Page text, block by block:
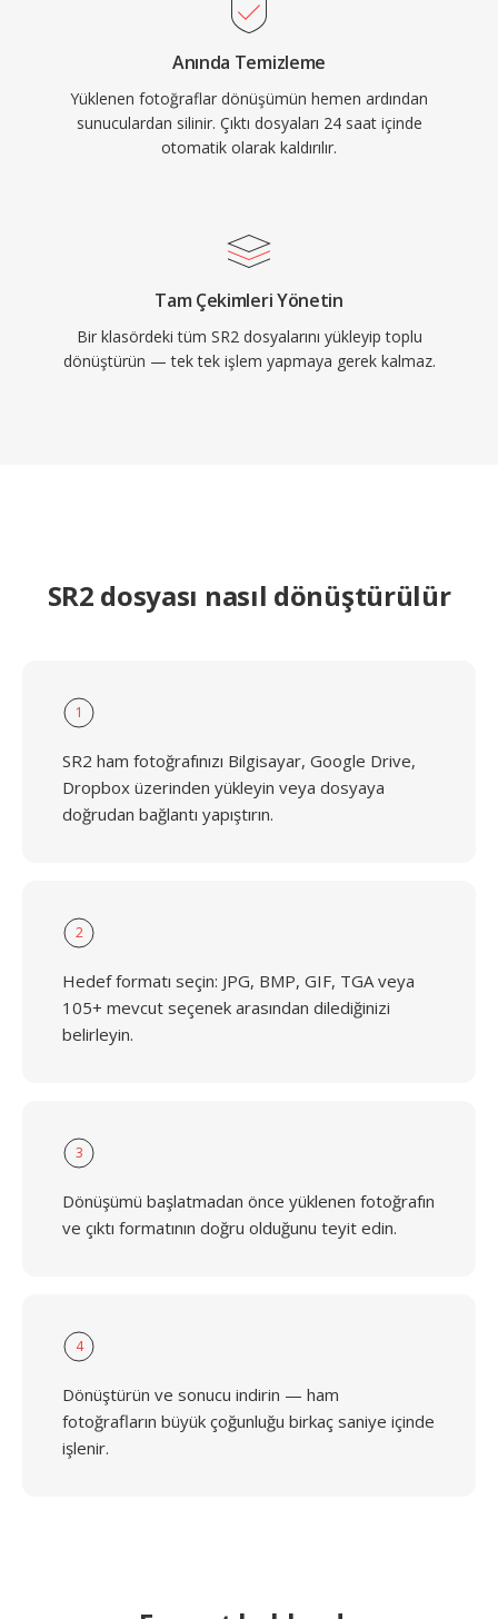
Anında Temizleme
Yüklenen fotoğraflar dönüşümün hemen ardından
sunuculardan silinir. Çıktı dosyaları 24 saat içinde
otomatik olarak kaldırılır.
Tam Çekimleri Yönetin
Bir klasördeki tüm SR2 dosyalarını yükleyip toplu
dönüştürün — tek tek işlem yapmaya gerek kalmaz.
SR2 dosyası nasıl dönüştürülür
1
SR2 ham fotoğrafınızı Bilgisayar, Google Drive,
Dropbox üzerinden yükleyin veya dosyaya
doğrudan bağlantı yapıştırın.
2
Hedef formatı seçin: JPG, BMP, GIF, TGA veya
105+ mevcut seçenek arasından dilediğinizi
belirleyin.
3
Dönüşümü başlatmadan önce yüklenen fotoğrafın
ve çıktı formatının doğru olduğunu teyit edin.
4
Dönüştürün ve sonucu indirin — ham
fotoğrafların büyük çoğunluğu birkaç saniye içinde
işlenir.